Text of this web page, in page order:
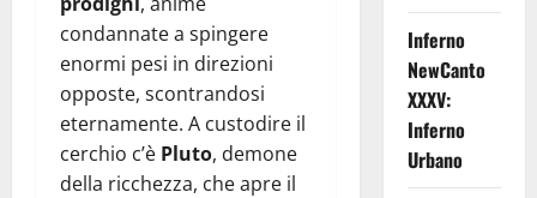
condannate a spingere
enormi pesi in direzioni
opposte, scontrandosi
eternamente. A custodire il
cerchio c’è Pluto, demone
della ricchezza, che apre il
Inferno
NewCanto
XXXV:
Inferno
Urbano